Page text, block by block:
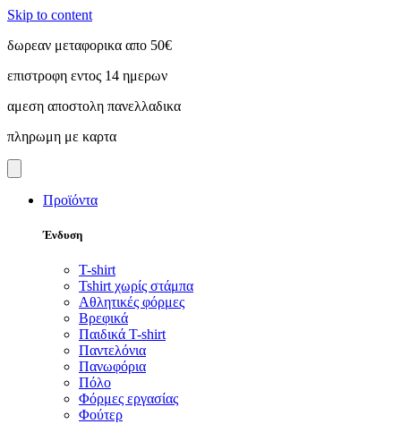
Skip to content
δωρεαν μεταφορικα απο 50€
επιστροφη εντος 14 ημερων
αμεση αποστολη πανελλαδικα
πληρωμη με καρτα
Προϊόντα
Ένδυση
T-shirt
Tshirt χωρίς στάμπα
Αθλητικές φόρμες
Βρεφικά
Παιδικά T-shirt
Παντελόνια
Πανωφόρια
Πόλο
Φόρμες εργασίας
Φούτερ